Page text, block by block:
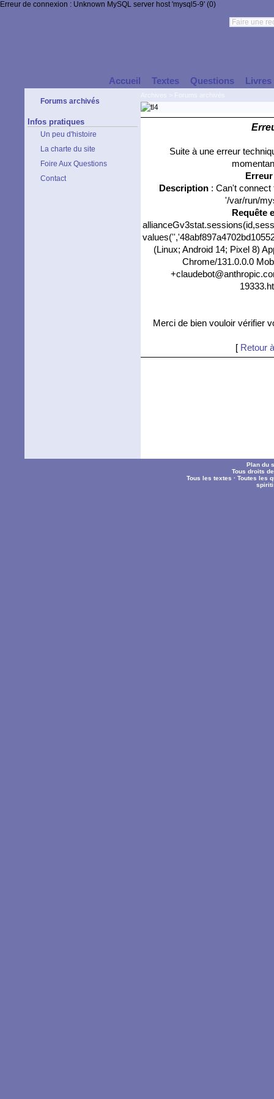
Erreur de connexion : Unknown MySQL server host 'mysql5-9' (0)
Accueil Textes Questions Livres
Forums archivés
Infos pratiques
Un peu d'histoire
La charte du site
Foire Aux Questions
Contact
Suite à une erreur
Description: Can't connect
'/var/run/
Requête
(Linux; Android 14; Pixel 8)
Chrome/131.0.0.0
Merci de bien vouloir vérifier
[ Retour
Plan du
Tous droits
Tous les textes ·Toutes les